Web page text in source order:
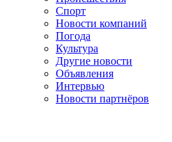
Спорт
Новости компаний
Погода
Культура
Другие новости
Объявления
Интервью
Новости партнёров